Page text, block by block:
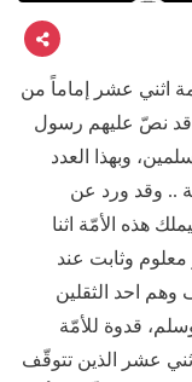
اثني عشر إماماً من
قد نصّ عليهم رسول
وبهذا العدد
.. وقد ورد عن
هذه الأمّة اثنا
وثابت عند
وهم احد الثقلين
قدوة للأمّة
عشر الذين تتوقّف